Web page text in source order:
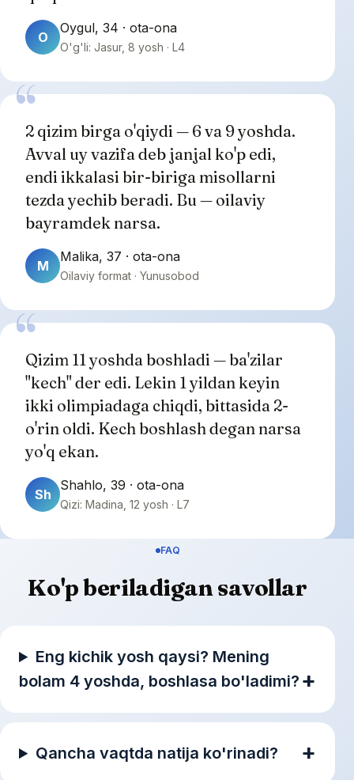
O
Oygul, 34 · ota-ona
O'g'li: Jasur, 8 yosh · L4
2 qizim birga o'qiydi — 6 va 9 yoshda.
Avval uy vazifa deb janjal ko'p edi,
endi ikkalasi bir-biriga misollarni
tezda yechib beradi. Bu — oilaviy
bayramdek narsa.
M
Malika, 37 · ota-ona
Oilaviy format · Yunusobod
Qizim 11 yoshda boshladi — ba'zilar
"kech" der edi. Lekin 1 yildan keyin
ikki olimpiadaga chiqdi, bittasida 2-
o'rin oldi. Kech boshlash degan narsa
yo'q ekan.
Sh
Shahlo, 39 · ota-ona
Qizi: Madina, 12 yosh · L7
FAQ
Ko'p beriladigan savollar
Eng kichik yosh qaysi? Mening
bolam 4 yoshda, boshlasa bo'ladimi?
Qancha vaqtda natija ko'rinadi?